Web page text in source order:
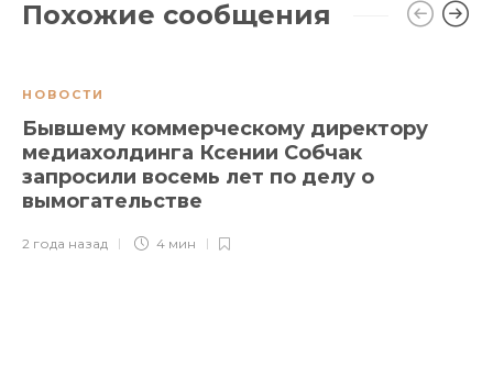
Похожие сообщения
НОВОСТИ
Бывшему коммерческому директору
медиахолдинга Ксении Собчак
запросили восемь лет по делу о
вымогательстве
2 года назад 4 мин